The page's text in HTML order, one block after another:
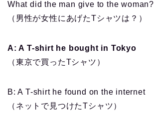
What did the man give to the woman?
（男性が女性にあげたTシャツは？）
A: A T-shirt he bought in Tokyo
（東京で買ったTシャツ）
B: A T-shirt he found on the internet
（ネットで見つけたTシャツ）